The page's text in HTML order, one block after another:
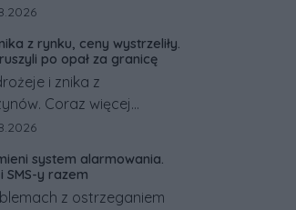
podwyżka płacy
zyskają.
artykułu:
z rynku, ceny wystrzeliły.
po opał za granicę
i znika z
Coraz więcej
szuka opału za granicą,
tańszy niż w kraju. Co się
artykułu:
system alarmowania.
SMS-y razem
z ostrzeganiem